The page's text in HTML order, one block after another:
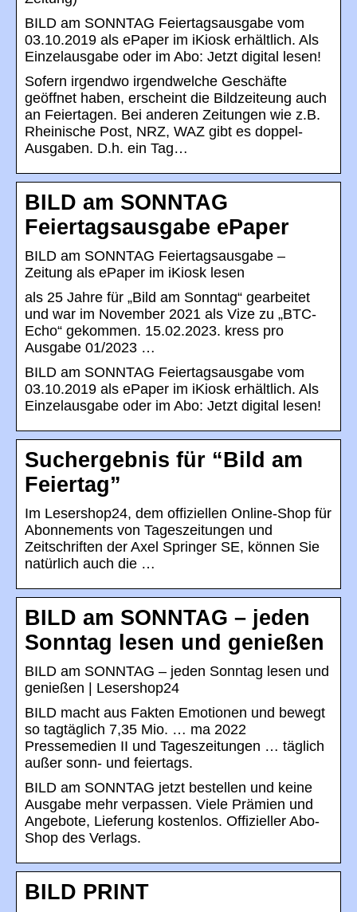
BILD am SONNTAG Feiertagsausgabe vom
03.10.2019 als ePaper im iKiosk erhältlich. Als
Einzelausgabe oder im Abo: Jetzt digital lesen!
Sofern irgendwo irgendwelche Geschäfte
geöffnet haben, erscheint die Bildzeiteung auch
an Feiertagen. Bei anderen Zeitungen wie z.B.
Rheinische Post, NRZ, WAZ gibt es doppel-
Ausgaben. D.h. ein Tag…
BILD am SONNTAG
Feiertagsausgabe ePaper
BILD am SONNTAG Feiertagsausgabe –
Zeitung als ePaper im iKiosk lesen
als 25 Jahre für „Bild am Sonntag“ gearbeitet
und war im November 2021 als Vize zu „BTC-
Echo“ gekommen. 15.02.2023. kress pro
Ausgabe 01/2023 …
BILD am SONNTAG Feiertagsausgabe vom
03.10.2019 als ePaper im iKiosk erhältlich. Als
Einzelausgabe oder im Abo: Jetzt digital lesen!
Suchergebnis für “Bild am
Feiertag”
Im Lesershop24, dem offiziellen Online-Shop für
Abonnements von Tageszeitungen und
Zeitschriften der Axel Springer SE, können Sie
natürlich auch die …
BILD am SONNTAG – jeden
Sonntag lesen und genießen
BILD am SONNTAG – jeden Sonntag lesen und
genießen | Lesershop24
BILD macht aus Fakten Emotionen und bewegt
so tagtäglich 7,35 Mio. … ma 2022
Pressemedien II und Tageszeitungen​ … täglich
außer sonn- und feiertags.
BILD am SONNTAG jetzt bestellen und keine
Ausgabe mehr verpassen. Viele Prämien und
Angebote, Lieferung kostenlos. Offizieller Abo-
Shop des Verlags.
BILD PRINT